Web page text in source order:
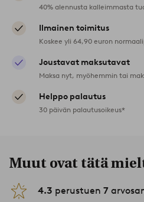
40% alennusta kalleimmasta
Ilmainen toimitus
Koskee yli 64,90 euron
Joustavat maksutavat
Maksa nyt, myöhemmin tai
Helppo palautus
30 päivän palautusoikeus*
Muut ovat tätä
4.3 perustuen 7